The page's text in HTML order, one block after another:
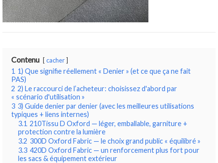
Contenu cacher
1 1) Que signifie réellement « Denier » (et ce que ça ne fait
PAS)
2 2) Le raccourci de l’acheteur: choisissez d'abord par
« scénario d'utilisation »
3 3) Guide denier par denier (avec les meilleures utilisations
typiques + liens internes)
3.1 210Tissu D Oxford — léger, emballable, garniture +
protection contre la lumière
3.2 300D Oxford Fabric — le choix grand public « équilibré »
3.3 420D Oxford Fabric — un renforcement plus fort pour
les sacs & équipement extérieur